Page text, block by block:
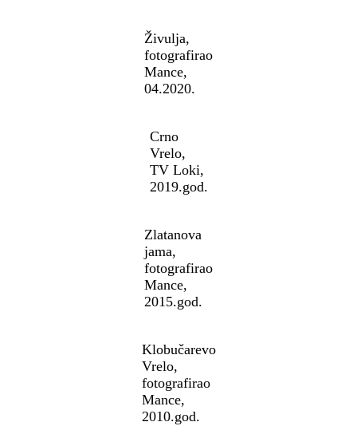
Živulja,
fotografirao
Mance,
04.2020.
Crno
Vrelo,
TV Loki,
2019.god.
Zlatanova
jama,
fotografirao
Mance,
2015.god.
Klobučarevo
Vrelo,
fotografirao
Mance,
2010.god.